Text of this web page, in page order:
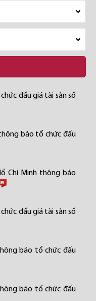
đấu giá tài sản số
báo tổ chức đấu
Chí Minh thông báo
đấu giá tài sản số
báo tổ chức đấu
báo tổ chức đấu